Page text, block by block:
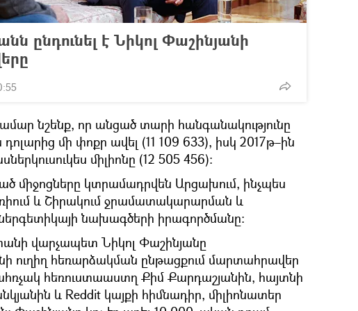
ընդունել է Նիկոլ Փաշինյանի
նշենք, որ անցած տարի հանգանակությունը
դոլարից մի փոքր ավել (11 109 633), իսկ 2017թ–ին
միլիոնը (12 505 456)։
միջոցները կտրամադրվեն Արցախում, ինչպես
և Շիրակում ջրամատակարարման և
նախագծերի իրագործմանը։
վարչապետ Նիկոլ Փաշինյանը
ուղիղ հեռարձակման ընթացքում մարտահրավեր
հեռուստաաստղ Քիմ Քարդաշյանին, հայտնի
և Reddit կայքի հիմնադիր, միլիոնատեր